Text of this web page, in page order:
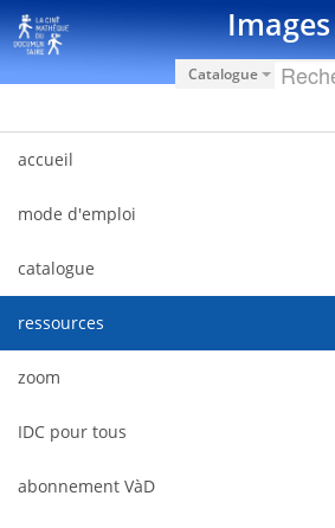
Saut au contenu
Catalogue
accueil
mode d'emploi
catalogue
ressources
zoom
IDC pour tous
abonnement VàD